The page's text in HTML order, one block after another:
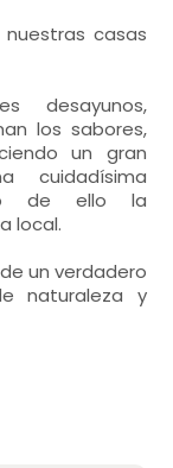
casas
desayunos,
los sabores,
un gran
cuidadísima
de ello la
local.
un verdadero
naturaleza y